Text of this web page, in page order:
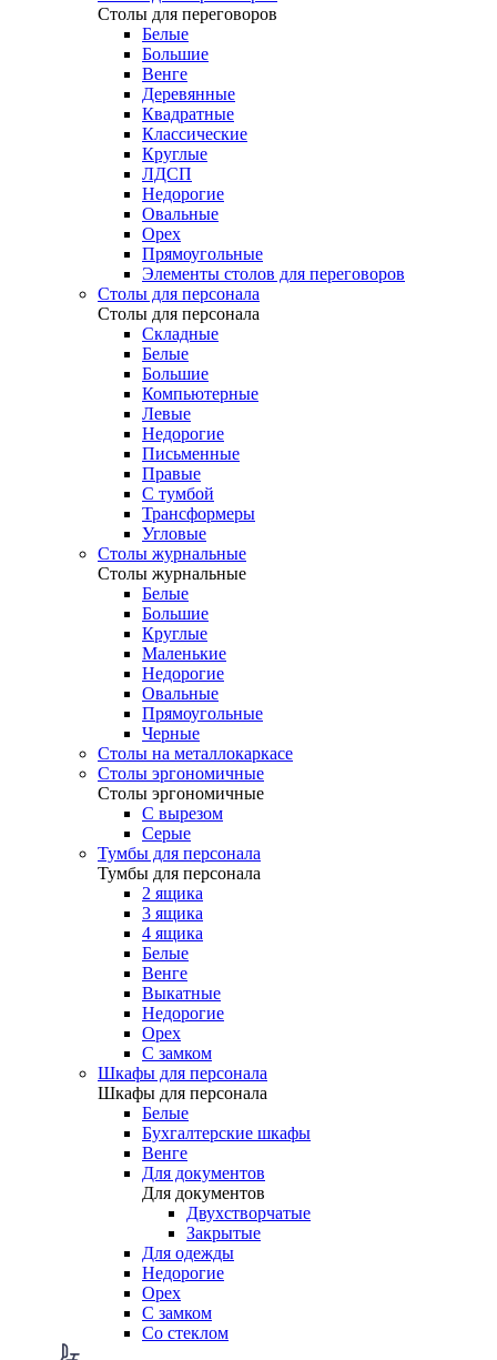
Столы для переговоров
Белые
Большие
Венге
Деревянные
Квадратные
Классические
Круглые
ЛДСП
Недорогие
Овальные
Орех
Прямоугольные
Элементы столов для переговоров
Столы для персонала
Столы для персонала
Cкладные
Белые
Большие
Компьютерные
Левые
Недорогие
Письменные
Правые
С тумбой
Трансформеры
Угловые
Столы журнальные
Столы журнальные
Белые
Большие
Круглые
Маленькие
Недорогие
Овальные
Прямоугольные
Черные
Столы на металлокаркасе
Столы эргономичные
Столы эргономичные
С вырезом
Серые
Тумбы для персонала
Тумбы для персонала
2 ящика
3 ящика
4 ящика
Белые
Венге
Выкатные
Недорогие
Орех
С замком
Шкафы для персонала
Шкафы для персонала
Белые
Бухгалтерские шкафы
Венге
Для документов
Для документов
Двухстворчатые
Закрытые
Для одежды
Недорогие
Орех
С замком
Со стеклом